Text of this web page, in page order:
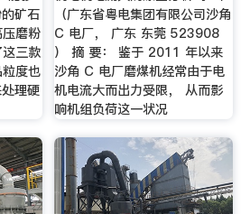
矿石
磨粉
三款
度也
理硬
（广东省粤电集团有限公司沙角
C 电厂， 广东 东莞 523908
） 摘 要： 鉴于 2011 年以来
沙角 C 电厂磨煤机经常由于电
机电流大而出力受限， 从而影
响机组负荷这一状况